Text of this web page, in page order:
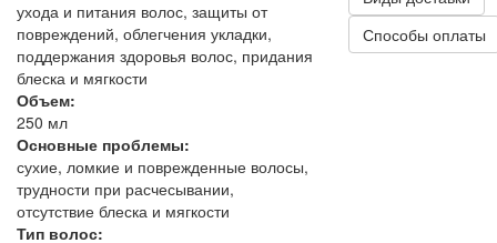
ухода и питания волос, защиты от
повреждений, облегчения укладки,
поддержания здоровья волос, придания
блеска и мягкости
Объем:
250 мл
Основные проблемы:
сухие, ломкие и поврежденные волосы,
трудности при расчесывании,
отсутствие блеска и мягкости
Тип волос:
Способы оплаты